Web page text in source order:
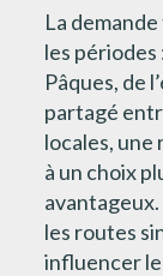
La
les
Pâques, de
partagé
locales,
à un choix
avantageux.
les routes
influencer